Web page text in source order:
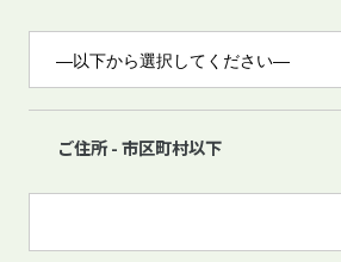
ご住所 - 市区町村以下